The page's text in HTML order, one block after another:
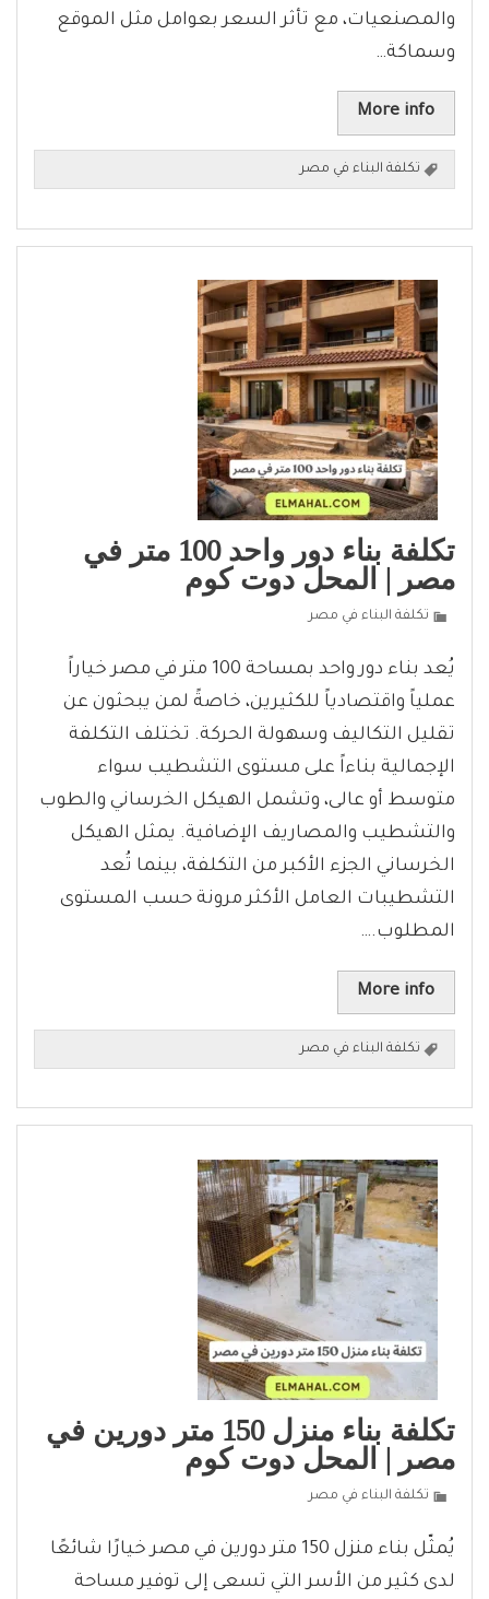
والمصنعيات، مع تأثر السعر بعوامل مثل الموقع
وسماكة…
More info
تكلفة البناء في مصر
تكلفة بناء دور واحد 100 متر في
مصر | المحل دوت كوم
تكلفة البناء في مصر
يُعد بناء دور واحد بمساحة 100 متر في مصر خياراً
عملياً واقتصادياً للكثيرين، خاصةً لمن يبحثون عن
تقليل التكاليف وسهولة الحركة. تختلف التكلفة
الإجمالية بناءاً على مستوى التشطيب سواء
متوسط أو عالى، وتشمل الهيكل الخرساني والطوب
والتشطيب والمصاريف الإضافية. يمثل الهيكل
الخرساني الجزء الأكبر من التكلفة، بينما تُعد
التشطيبات العامل الأكثر مرونة حسب المستوى
المطلوب.…
More info
تكلفة البناء في مصر
تكلفة بناء منزل 150 متر دورين في
مصر | المحل دوت كوم
تكلفة البناء في مصر
يُمثّل بناء منزل 150 متر دورين في مصر خيارًا شائعًا
لدى كثير من الأسر التي تسعى إلى توفير مساحة